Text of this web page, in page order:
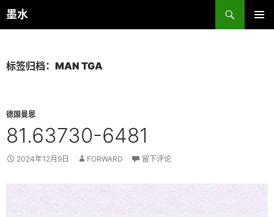
跳
至
墨水
搜
索
标签归档：MAN TGA
德国曼恩
81.63730-6481
2024年12月9日 FORWARD 留下评论